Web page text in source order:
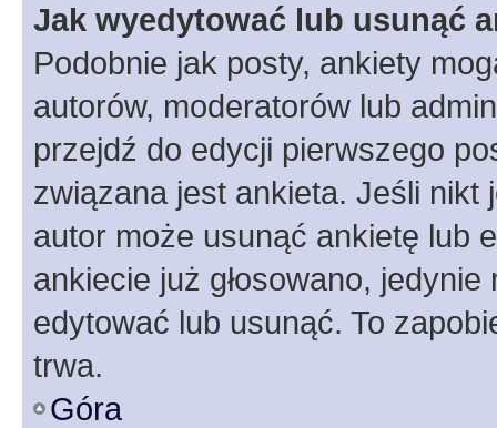
Jak wyedytować lub usunąć
Podobnie jak posty, ankiety
autorów, moderatorów lub
przejdź do edycji pierwszego
związana jest ankieta. Jeśli nikt
autor może usunąć ankietę lub
ankiecie już głosowano,
edytować lub usunąć. To
trwa.
Góra